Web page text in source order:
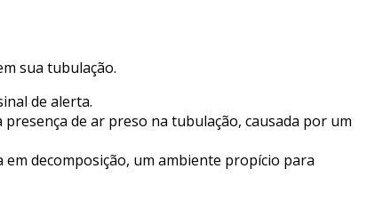
sua tubulação.
de alerta.
de ar preso na tubulação, causada por um
decomposição, um ambiente propício para